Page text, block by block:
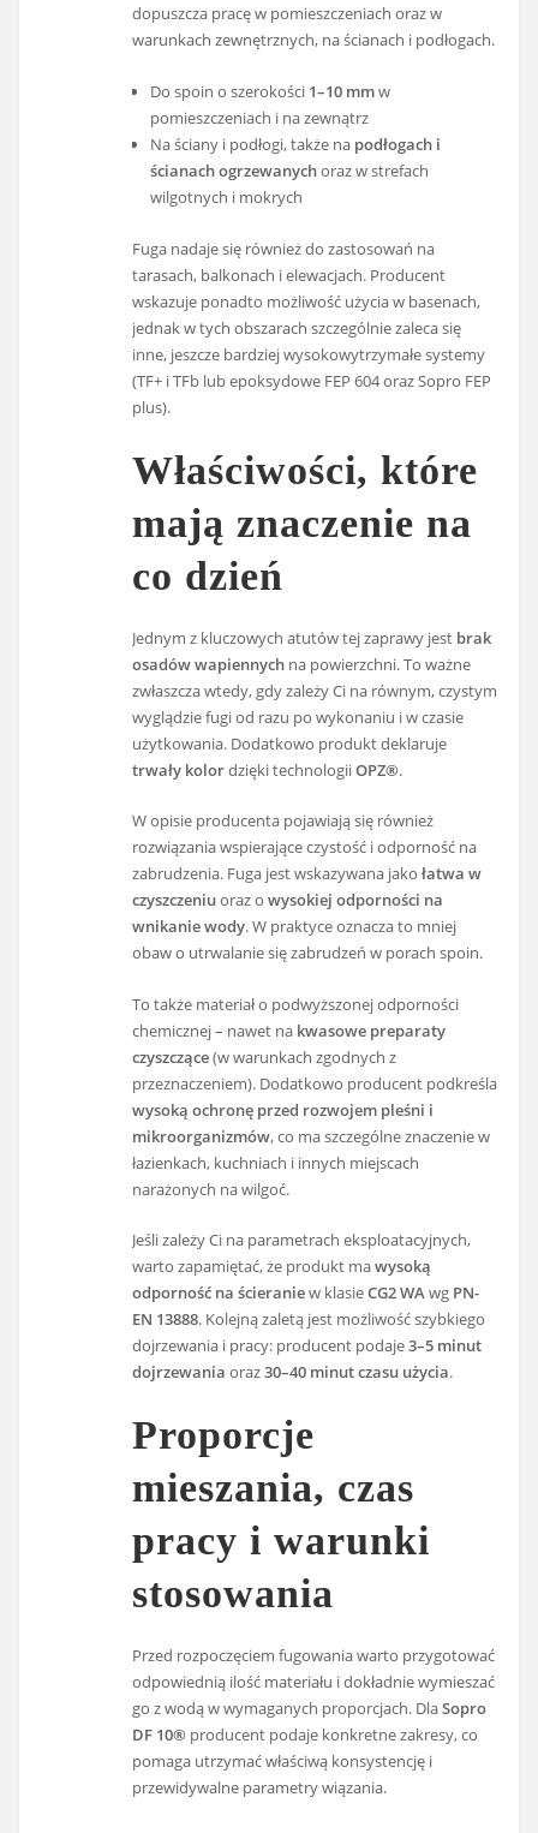
dopuszcza pracę w pomieszczeniach oraz w
warunkach zewnętrznych, na ścianach i podłogach.
Do spoin o szerokości 1–10 mmw
pomieszczeniach i na zewnątrz
Na ściany i podłogi, także na podłogach i
ścianach ogrzewanychoraz w strefach
wilgotnych i mokrych
Fuga nadaje się również do zastosowań na
tarasach, balkonach i elewacjach. Producent
wskazuje ponadto możliwość użycia w basenach,
jednak w tych obszarach szczególnie zaleca się
inne, jeszcze bardziej wysokowytrzymałe systemy
(TF+ i TFb lub epoksydowe FEP 604 oraz Sopro FEP
plus).
Właściwości, które
mają znaczenie na
co dzień
Jednym z kluczowych atutów tej zaprawy jest brak
osadów wapiennych na powierzchni. To ważne
zwłaszcza wtedy, gdy zależy Ci na równym, czystym
wyglądzie fugi od razu po wykonaniu i w czasie
użytkowania. Dodatkowo produkt deklaruje
trwały kolordzięki technologiiOPZ®.
W opisie producenta pojawiają się również
rozwiązania wspierające czystość i odporność na
zabrudzenia. Fuga jest wskazywana jakołatwa w
czyszczeniuoraz owysokiej odporności na
wnikanie wody. W praktyce oznacza to mniej
obaw o utrwalanie się zabrudzeń w porach spoin.
To także materiał o podwyższonej odporności
chemicznej – nawet na kwasowe preparaty
czyszczące(w warunkach zgodnych z
przeznaczeniem). Dodatkowo producent podkreśla
wysoką ochronę przed rozwojem pleśni i
mikroorganizmów, co ma szczególne znaczenie w
łazienkach, kuchniach i innych miejscach
narażonych na wilgoć.
Jeśli zależy Ci na parametrach eksploatacyjnych,
warto zapamiętać, że produkt mawysoką
odporność na ścieraniew klasieCG2 WAwg PN-
EN 13888. Kolejną zaletą jest możliwość szybkiego
dojrzewania i pracy: producent podaje3–5 minut
dojrzewania oraz30–40 minut czasu użycia.
Proporcje
mieszania, czas
pracy i warunki
stosowania
Przed rozpoczęciem fugowania warto przygotować
odpowiednią ilość materiału i dokładnie wymieszać
go z wodą w wymaganych proporcjach. DlaSopro
DF 10® producent podaje konkretne zakresy, co
pomaga utrzymać właściwą konsystencję i
przewidywalne parametry wiązania.